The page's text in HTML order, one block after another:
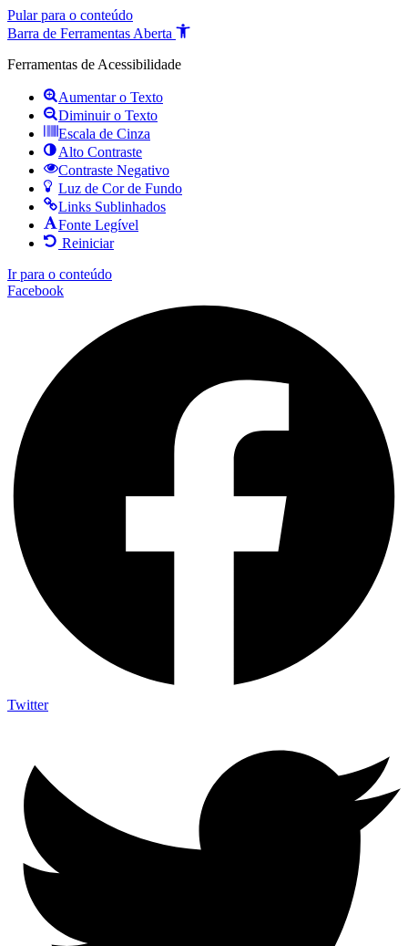
Pular para o conteúdo
Barra de Ferramentas Aberta
Ferramentas de Acessibilidade
Aumentar o Texto
Diminuir o Texto
Escala de Cinza
Alto Contraste
Contraste Negativo
Luz de Cor de Fundo
Links Sublinhados
Fonte Legível
Reiniciar
Ir para o conteúdo
Facebook
Twitter